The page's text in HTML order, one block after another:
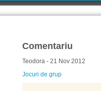
Comentariu
Teodora - 21 Nov 2012
Jocuri de grup